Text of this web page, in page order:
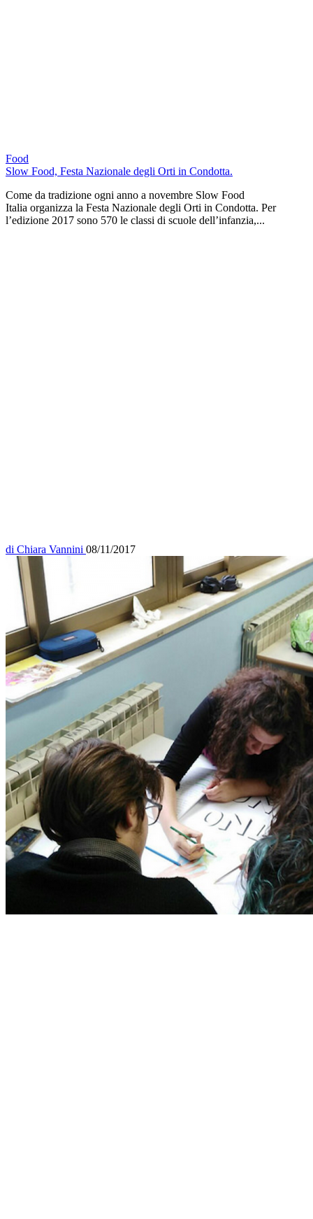
Food
Slow Food, Festa Nazionale degli Orti in Condotta.
Come da tradizione ogni anno a novembre Slow Food
Italia organizza la Festa Nazionale degli Orti in Condotta. Per
l’edizione 2017 sono 570 le classi di scuole dell’infanzia,...
di Chiara Vannini 08/11/2017